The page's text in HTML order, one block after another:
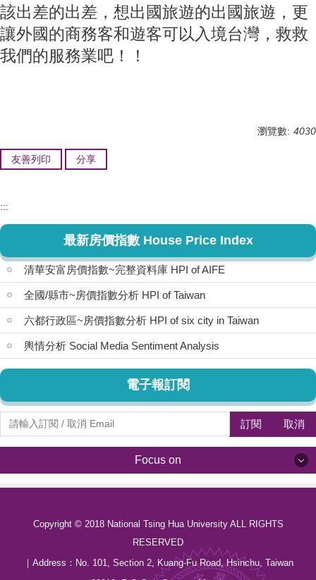
該出差的出差，想出國旅遊的出國旅遊，更
讓外國的商務客和遊客可以入境台灣，救救
我們的服務業吧！！
瀏覽數: 4030
友善列印 分享
:::
最新房價指數 House Price Index
清華安富房價指數~完整資料庫 HPI of AIFE
全國/縣市~房價指數分析 HPI of Taiwan
六都行政區~房價指數分析 HPI of six city in Taiwan
輿情分析 Social Media Sentiment Analysis
電子報訂閱
訂閱 取消
Focus on
Focus on
最新消息 News
關於我們 About us
Copyright © 2018 National Tsing Hua University ALL RIGHTS
RESERVED
｜Address： No. 101, Section 2, Kuang-Fu Road, Hsinchu, Taiwan